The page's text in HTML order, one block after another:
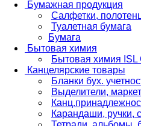
Бумажная продукция
Салфетки,
Туалетная бумага
Бумага
Бытовая химия
Бытовая химия ISL
Канцелярские товары
Бланки бух.
Выделители,
Карандаши, ручки,